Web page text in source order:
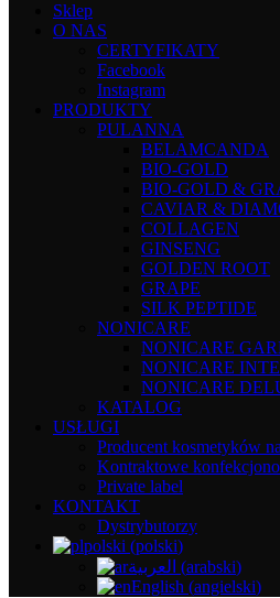
Sklep
O NAS
CERTYFIKATY
Facebook
Instagram
PRODUKTY
PULANNA
BELAMCANDA
BIO-GOLD
BIO-GOLD &
CAVIAR &
COLLAGEN
GINSENG
GOLDEN ROOT
GRAPE
SILK PEPTIDE
NONICARE
NONICARE
NONICARE
NONICARE
KATALOG
USŁUGI
Producent kosmetyków
Kontraktowe
Private label
KONTAKT
Dystrybutorzy
polski (polski)
العربية (arabski)
English (angielski)